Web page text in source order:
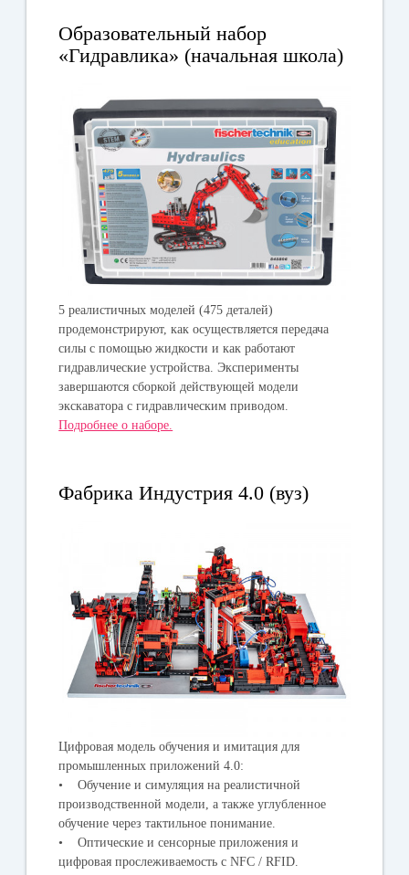
Образовательный набор
«Гидравлика» (начальная школа)
5 реалистичных моделей (475 деталей)
продемонстрируют, как осуществляется передача
силы с помощью жидкости и как работают
гидравлические устройства. Эксперименты
завершаются сборкой действующей модели
экскаватора с гидравлическим приводом.
Подробнее о наборе.
Фабрика Индустрия 4.0 (вуз)
Цифровая модель обучения и имитация для
промышленных приложений 4.0:
• Обучение и симуляция на реалистичной
производственной модели, а также углубленное
обучение через тактильное понимание.
• Оптические и сенсорные приложения и
цифровая прослеживаемость с NFC / RFID.